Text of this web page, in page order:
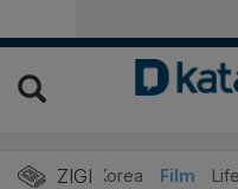
ZIGI
Hits Korea Film